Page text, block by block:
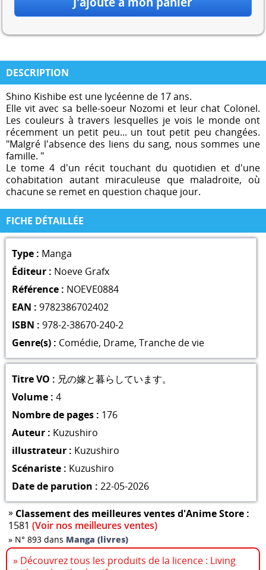
DESCRIPTION
Shino Kishibe est une lycéenne de 17 ans.
Elle vit avec sa belle-soeur Nozomi et leur chat Colonel.
Les couleurs à travers lesquelles je vois le monde ont
récemment un petit peu... un tout petit peu changées.
"Malgré l'absence des liens du sang, nous sommes une
famille. "
Le tome 4 d'un récit touchant du quotidien et d'une
cohabitation autant miraculeuse que maladroite, où
chacune se remet en question chaque jour.
FICHE DÉTAILLÉE
Type : Manga
Éditeur : Noeve Grafx
Référence : NOEVE0884
EAN : 9782386702402
ISBN : 978-2-38670-240-2
Genre(s) : Comédie, Drame, Tranche de vie
Titre VO : 兄の嫁と暮らしています。
Volume : 4
Nombre de pages : 176
Auteur : Kuzushiro
illustrateur : Kuzushiro
Scénariste : Kuzushiro
Date de parution : 22-05-2026
» Classement des meilleures ventes d'Anime Store :
1581(Voir nos meilleures ventes)
» N° 893 dans Manga (livres)
» Découvrez tous les produits de la licence : Living